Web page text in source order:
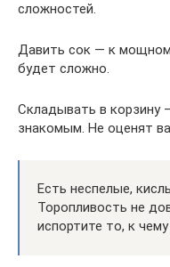
сложностей.
Давить сок — к
будет сложно.
Складывать в
знакомым. Не оценят
Есть неспелые,
Торопливость не
испортите то, к